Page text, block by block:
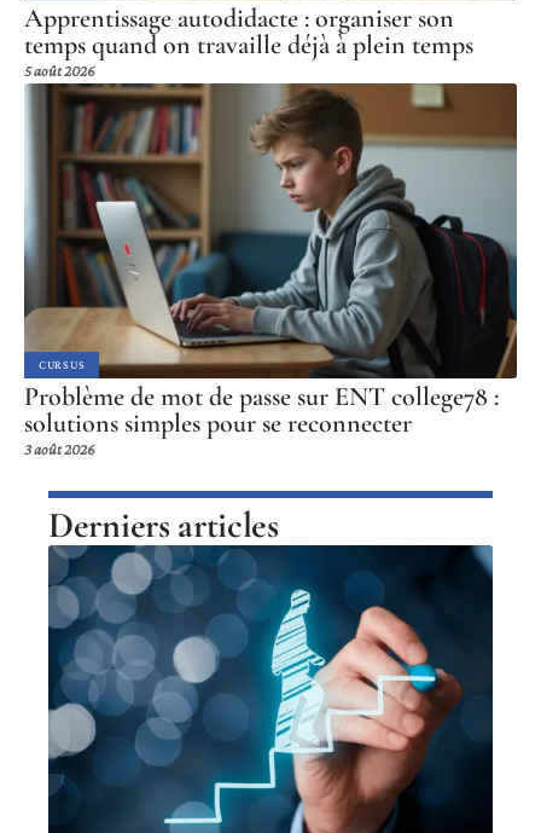
Apprentissage autodidacte : organiser son
temps quand on travaille déjà à plein temps
5 août 2026
CURSUS
Problème de mot de passe sur ENT college78 :
solutions simples pour se reconnecter
3 août 2026
Derniers articles